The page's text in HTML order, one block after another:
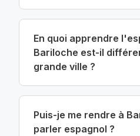
En quoi apprendre
Bariloche est-il
grande ville ?
Puis-je me rendre à
parler espagnol ?